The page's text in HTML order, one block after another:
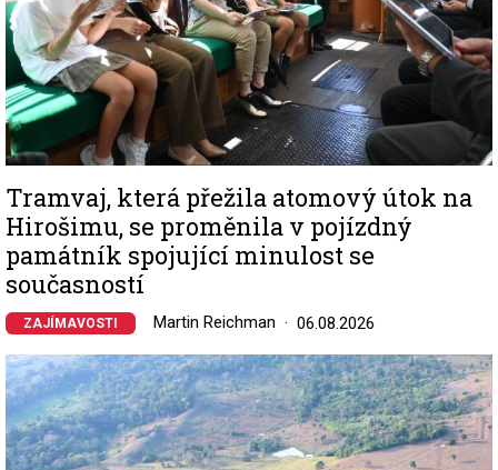
Tramvaj, která přežila atomový útok na
Hirošimu, se proměnila v pojízdný
památník spojující minulost se
současností
ZAJÍMAVOSTI Martin Reichman 06.08.2026
Image